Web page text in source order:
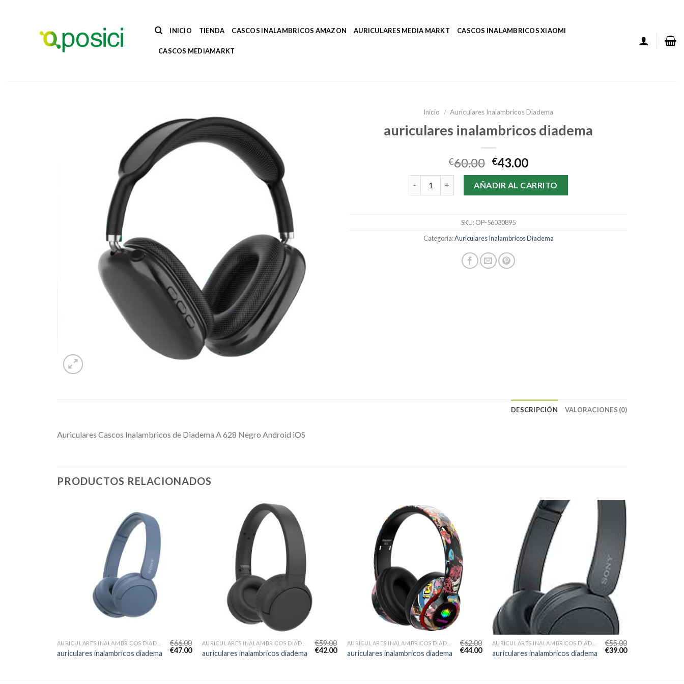
INICIO TIENDA CASCOS INALAMBRICOS AMAZON AURICULARES MEDIA MARKT CASCOS INALAMBRICOS XIAOMI
CASCOS MEDIAMARKT
Inicio / Auriculares Inalambricos Diadema
auriculares inalambricos diadema
€60.00 €43.00
auriculares inalambricos diadema cantidad
AÑADIR AL CARRITO
SKU:OP-56030895
Categoría:Auriculares Inalambricos Diadema
DESCRIPCIÓN VALORACIONES (0)
Auriculares Cascos Inalambricos de Diadema A 628 Negro Android iOS
PRODUCTOS RELACIONADOS
auriculares inalambricos diadema
€66.00
€47.00 auriculares inalambricos diadema
€59.00
€42.00 auriculares inalambricos diadema
€62.00
€44.00 auriculares inalambricos diadema
€55.00
€39.00